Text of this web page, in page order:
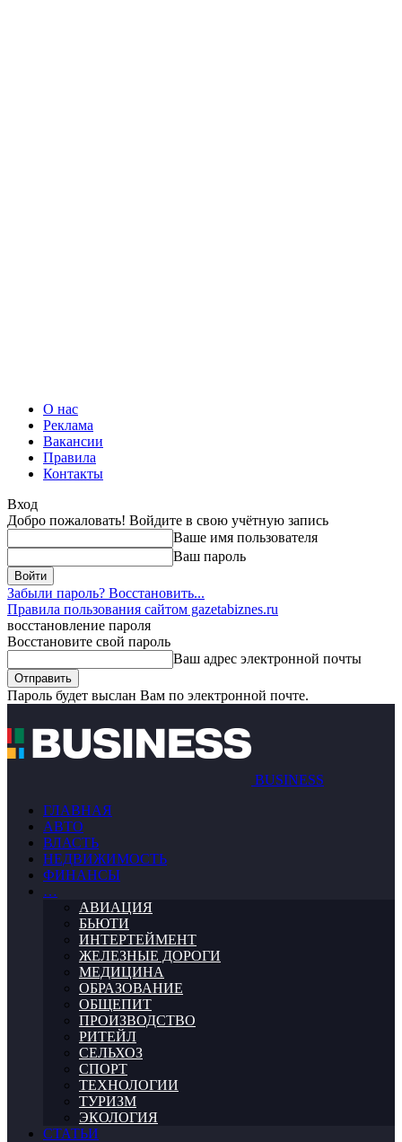
О нас
Реклама
Вакансии
Правила
Контакты
Вход
Добро пожаловать! Войдите в свою учётную запись
Ваше имя пользователя
Ваш пароль
Забыли пароль? Восстановить...
Правила пользования сайтом gazetabiznes.ru
восстановление пароля
Восстановите свой пароль
Ваш адрес электронной почты
Пароль будет выслан Вам по электронной почте.
BUSINESS
ГЛАВНАЯ
АВТО
ВЛАСТЬ
НЕДВИЖИМОСТЬ
ФИНАНСЫ
…
АВИАЦИЯ
БЬЮТИ
ИНТЕРТЕЙМЕНТ
ЖЕЛЕЗНЫЕ ДОРОГИ
МЕДИЦИНА
ОБРАЗОВАНИЕ
ОБЩЕПИТ
ПРОИЗВОДСТВО
РИТЕЙЛ
СЕЛЬХОЗ
СПОРТ
ТЕХНОЛОГИИ
ТУРИЗМ
ЭКОЛОГИЯ
СТАТЬИ